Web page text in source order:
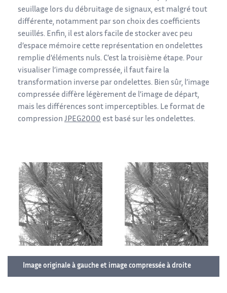
seuillage lors du débruitage de signaux, est malgré tout
différente, notamment par son choix des coefficients
seuillés. Enfin, il est alors facile de stocker avec peu
d’espace mémoire cette représentation en ondelettes
remplie d’éléments nuls. C’est la troisième étape. Pour
visualiser l’image compressée, il faut faire la
transformation inverse par ondelettes. Bien sûr, l’image
compressée diffère légèrement de l’image de départ,
mais les différences sont imperceptibles. Le format de
compression JPEG2000 est basé sur les ondelettes.
Image originale à gauche et image compressée à droite